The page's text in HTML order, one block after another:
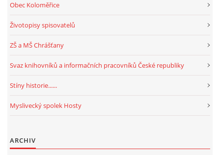
Obec Koloměřice
Životopisy spisovatelů
ZŠ a MŠ Chrášťany
Svaz knihovníků a informačních pracovníků České republiky
Stíny historie......
Myslivecký spolek Hosty
ARCHIV